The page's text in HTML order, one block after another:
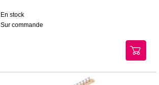
En stock
Sur commande